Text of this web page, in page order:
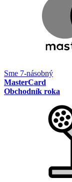
Sme 7-násobný
MasterCard
Obchodník roka